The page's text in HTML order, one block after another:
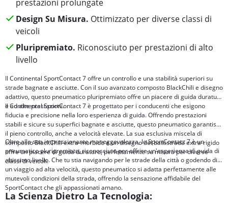
prestazioni prolungate
Design Su Misura. Ottimizzato per diverse classi di
veicoli
Pluripremiato. Riconosciuto per prestazioni di alto
livello
Il Continental SportContact 7 offre un controllo e una stabilità superiori su
strade bagnate e asciutte. Con il suo avanzato composto BlackChili e disegno
adattivo, questo pneumatico pluripremiato offre un piacere di guida duraturo
e ad alte prestazioni.
Il Continental SportContact 7 è progettato per i conducenti che esigono
fiducia e precisione nella loro esperienza di guida. Offrendo prestazioni
stabili e sicure su superfici bagnate e asciutte, questo pneumatico garantisce
il pieno controllo, anche a velocità elevate. La sua esclusiva miscela di
composto BlackChili extra-morbido e un disegno del battistrada extra-rigido
offre un piacere di guida duraturo, perfettamente su misura per diverse
classi di veicoli.
Oltre alla sua impressionante maneggevolezza, lo SportContact 7 è un
pneumatico pluripremiato, riconosciuto per offrire un'esperienza di guida di
altissimo livello. Che tu stia navigando per le strade della città o godendo di
un viaggio ad alta velocità, questo pneumatico si adatta perfettamente alle
mutevoli condizioni della strada, offrendo la sensazione affidabile del
SportContact che gli appassionati amano.
La Scienza Dietro La Tecnologia: